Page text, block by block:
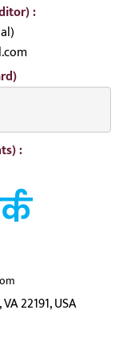
:
:
22191, USA